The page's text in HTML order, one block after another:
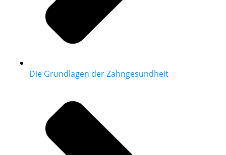
Die Grundlagen der Zahngesundheit